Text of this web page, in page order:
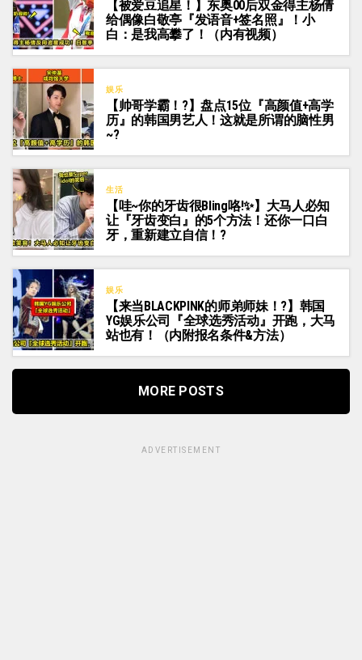
【被爱豆追星！】东奥00后双金得主杨倩
给偶像白敬亭『发语音+签名照』！小
白：是我高攀了！（内有视频）
娱乐
【帅哥学霸！?】盘点15位『高颜值+高学
历』的韩国男艺人！这就是所谓的脑性男
~?
生活
【哇~你的牙齿很Bling咯!✨】大马人必知
让『牙齿变白』的5个方法！还你一口白
牙，重新建立自信！?
娱乐
【来当BLACKPINK的师弟师妹！?】韩国
YG娱乐公司『全球选秀活动』开跑，大马
站也有！（内附报名条件&方法）
MORE POSTS
ADVERTISEMENT